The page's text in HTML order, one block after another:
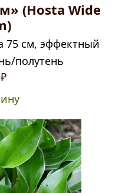
(Hosta Wide
75 см, эффектный
полутень
₽